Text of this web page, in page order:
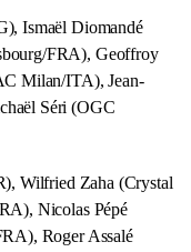
Ismaël Diomandé
FRA), Geoffroy
Milan/ITA), Jean-
Séri (OGC
Wilfried Zaha (Crystal
Nicolas Pépé
Roger Assalé